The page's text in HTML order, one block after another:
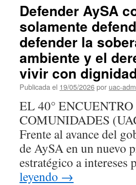
Defender AySA
solamente
defender la
ambiente y el
vivir con
Publicada el 19/05/2026por uac-
EL 40°
COMUNIDADES
Frente al avance del
de AySA en un nuevo
estratégico a
leyendo →